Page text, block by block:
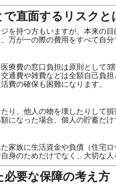
直面するリスクと
を持つ方もいますが、本来の
万が一の際の費用をすべて自
療費の窓口負担は原則として
通費や雑費などは全額自己負
費の確保も困難になります。
り、他人の物を壊したりして
になった場合、個人の貯蓄だ
家族に生活資金や負債（住宅
身のためだけでなく、大切な
要な保障の考え方